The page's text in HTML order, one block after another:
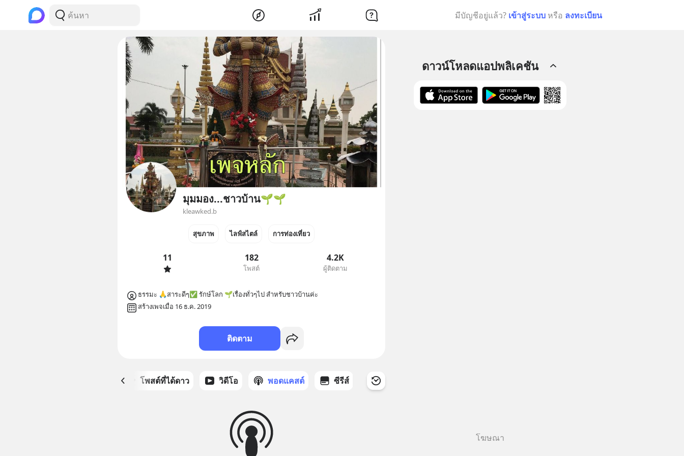
มีบัญชีอยู่แล้ว? เข้าสู่ระบบ หรือ ลงทะเบียน
มุมมอง...ชาวบ้าน🌱🌱
kleawked.b
สุขภาพ ไลฟ์สไตล์ การท่องเที่ยว
11 182
โพสต์
4.2K
ผู้ติดตาม
ธรรมะ 🙏สาระดีๆ✅ รักษ์โลก 🌱เรื่องทั่วๆไป สำหรับชาวบ้านค่ะ
สร้างเพจเมื่อ 16 ธ.ค. 2019
ติดตาม
โพสต์ที่ได้ดาว วิดีโอ พอดแคสต์ ซีรีส์
ดาวน์โหลดแอปพลิเคชัน
โฆษณา